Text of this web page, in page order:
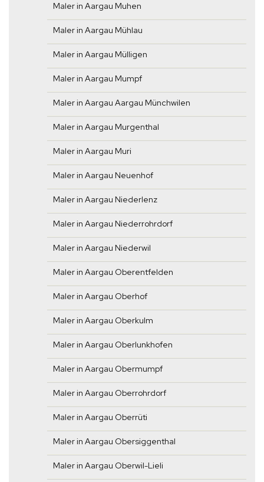
Maler in Aargau Muhen
Maler in Aargau Mühlau
Maler in Aargau Mülligen
Maler in Aargau Mumpf
Maler in Aargau Aargau Münchwilen
Maler in Aargau Murgenthal
Maler in Aargau Muri
Maler in Aargau Neuenhof
Maler in Aargau Niederlenz
Maler in Aargau Niederrohrdorf
Maler in Aargau Niederwil
Maler in Aargau Oberentfelden
Maler in Aargau Oberhof
Maler in Aargau Oberkulm
Maler in Aargau Oberlunkhofen
Maler in Aargau Obermumpf
Maler in Aargau Oberrohrdorf
Maler in Aargau Oberrüti
Maler in Aargau Obersiggenthal
Maler in Aargau Oberwil-Lieli